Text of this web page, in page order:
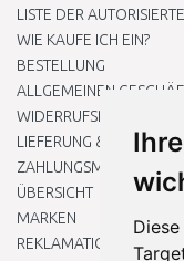
LISTE DER
WIE KAUFE ICH EIN?
BESTELLUNG
ALLGEMEINEN
WIDERRUFSRECHT
LIEFERUNG & ZAHLUNG
ZAHLUNGSMETHODEN
ÜBERSICHT
MARKEN
REKLAMATIONEN UND